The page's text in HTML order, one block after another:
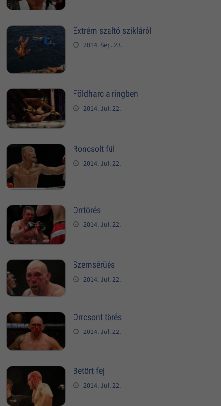
Extrém szaltó szikláról
2014. Sep. 23.
Földharc a ringben
2014. Jul. 22.
Roncsolt fül
2014. Jul. 22.
Orrtörés
2014. Jul. 22.
Szemsérüés
2014. Jul. 22.
Orrcsont törés
2014. Jul. 22.
Betört fej
2014. Jul. 22.